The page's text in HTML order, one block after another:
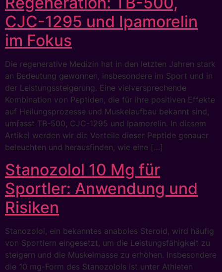
CJC-1295 und Ipamorelin
im Fokus
Die regenerative Medizin hat in den letzten Jahren stark
an Bedeutung gewonnen, insbesondere im Sport und in
der Leistungssteigerung. Eine vielversprechende
Kombination von Peptiden, die für ihre positiven Effekte
auf Heilungsprozesse und Muskelaufbau bekannt sind,
umfasst TB-500, CJC-1295 und Ipamorelin. In diesem
Artikel werden wir die Vorteile dieser Peptide genauer
beleuchten und herausfinden, wie eine […]
Stanozolol 10 Mg für
Sportler: Anwendung und
Risiken
Stanozolol, ein bekanntes anaboles Steroid, wird häufig
von Sportlern eingesetzt, um die Leistungsfähigkeit zu
steigern und die Muskelmasse zu erhöhen. Insbesondere
die 10 mg-Form des Stanozolols ist unter Athleten